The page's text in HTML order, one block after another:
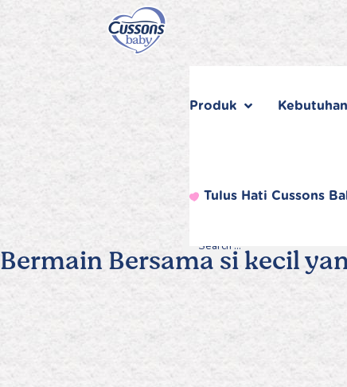
Produk
Tulus Hati Cussons
Search
Search
for...
Search
Bermain Bersama si kecil